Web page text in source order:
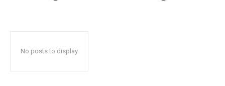
No posts to display